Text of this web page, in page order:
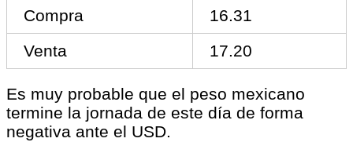
Compra
16.31
Venta
17.20
Es muy probable que el peso mexicano
termine la jornada de este día de forma
negativa ante el USD.